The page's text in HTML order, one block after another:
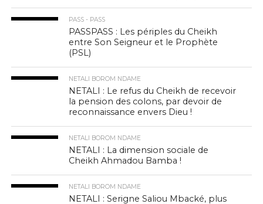
PASS - PASS
PASSPASS : Les périples du Cheikh
entre Son Seigneur et le Prophète
(PSL)
NETALI BOROM NDAME
NETALI : Le refus du Cheikh de recevoir
la pension des colons, par devoir de
reconnaissance envers Dieu !
NETALI BOROM NDAME
NETALI : La dimension sociale de
Cheikh Ahmadou Bamba !
NETALI BOROM NDAME
NETALI : Serigne Saliou Mbacké, plus